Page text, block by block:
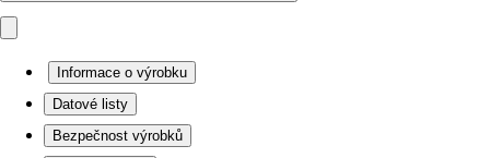
Informace o výrobku
Datové listy
Bezpečnost výrobků